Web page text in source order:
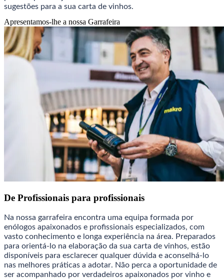
sugestões para a sua carta de vinhos.
Apresentamos-lhe a nossa Garrafeira
De Profissionais para profissionais
Na nossa garrafeira encontra uma equipa formada por
enólogos apaixonados e profissionais especializados, com
vasto conhecimento e longa experiência na área. Preparados
para orientá-lo na elaboração da sua carta de vinhos, estão
disponíveis para esclarecer qualquer dúvida e aconselhá-lo
nas melhores práticas a adotar. Não perca a oportunidade de
ser acompanhado por verdadeiros apaixonados por vinho e